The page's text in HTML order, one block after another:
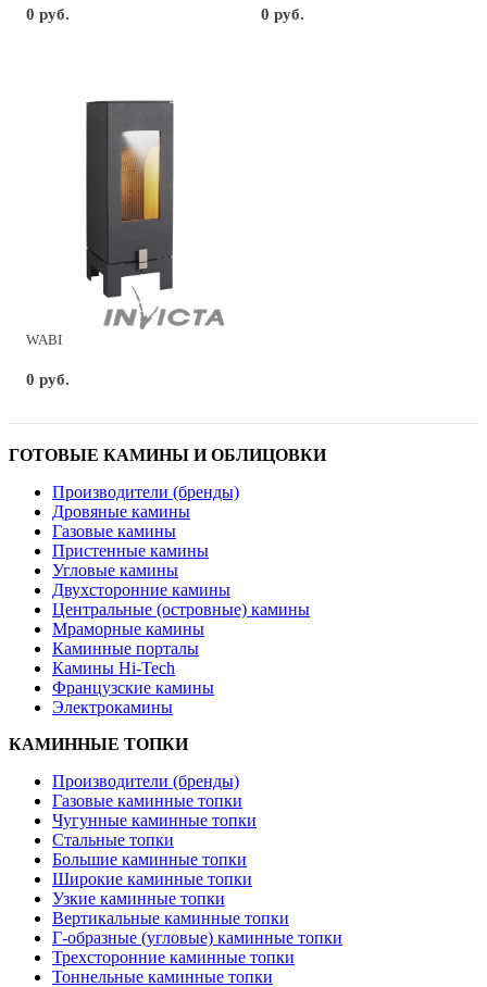
0 руб. 0 руб.
WABI
0 руб.
ГОТОВЫЕ КАМИНЫ И ОБЛИЦОВКИ
Производители (бренды)
Дровяные камины
Газовые камины
Пристенные камины
Угловые камины
Двухсторонние камины
Центральные (островные) камины
Мраморные камины
Каминные порталы
Камины Hi-Tech
Французские камины
Электрокамины
КАМИННЫЕ ТОПКИ
Производители (бренды)
Газовые каминные топки
Чугунные каминные топки
Стальные топки
Большие каминные топки
Широкие каминные топки
Узкие каминные топки
Вертикальные каминные топки
Г-образные (угловые) каминные топки
Трехсторонние каминные топки
Тоннельные каминные топки